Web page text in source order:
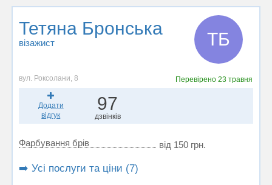
Тетяна Бронська
візажист ТБ
вул. Роксолани, 8 Перевірено23 травня
Додати
відгук
97
дзвінків
Фарбування брів від 150 грн.
➡️ Усі послуги та ціни (7)